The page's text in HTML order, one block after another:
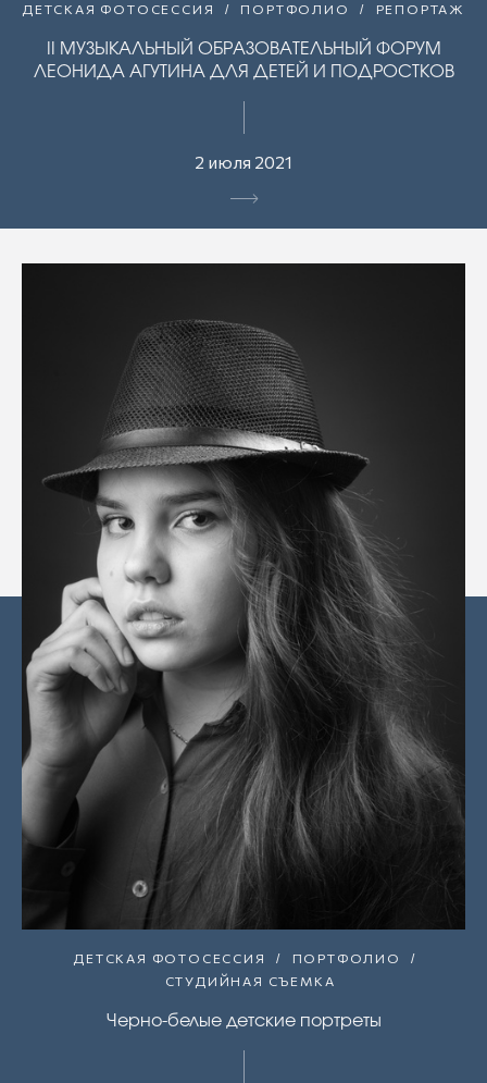
ДЕТСКАЯ ФОТОСЕССИЯ ПОРТФОЛИО РЕПОРТАЖ
II МУЗЫКАЛЬНЫЙ ОБРАЗОВАТЕЛЬНЫЙ ФОРУМ
ЛЕОНИДА АГУТИНА ДЛЯ ДЕТЕЙ И ПОДРОСТКОВ
2 июля 2021
ДЕТСКАЯ ФОТОСЕССИЯ
ПОРТФОЛИО
СТУДИЙНАЯ СЪЕМКА
Черно-белые детские портреты